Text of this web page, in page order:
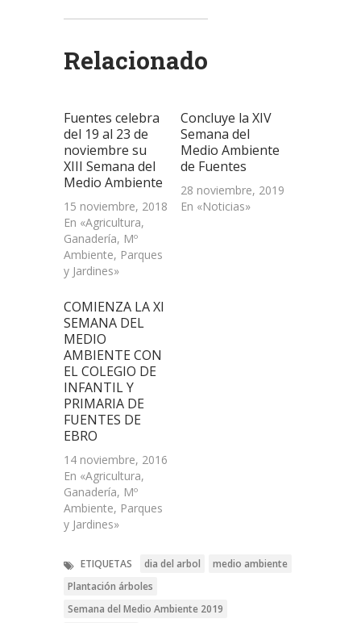
Twitter
en
una
WhatsApp
en
una
LinkedIn
en
una
en
una
ventana
nueva)
Relacionado
Fuentes celebra
del 19 al 23 de
noviembre su
XIII Semana del
Medio Ambiente
15 noviembre, 2018
En «Agricultura,
Ganadería, Mº
Ambiente, Parques
y Jardines»
Concluye la XIV
Semana del
Medio Ambiente
de Fuentes
28 noviembre, 2019
En «Noticias»
COMIENZA LA XI
SEMANA DEL
MEDIO
AMBIENTE CON
EL COLEGIO DE
INFANTIL Y
PRIMARIA DE
FUENTES DE
EBRO
14 noviembre, 2016
En «Agricultura,
Ganadería, Mº
Ambiente, Parques
y Jardines»
ETIQUETAS dia del arbol
medio ambiente
Plantación árboles
Semana del Medio Ambiente 2019